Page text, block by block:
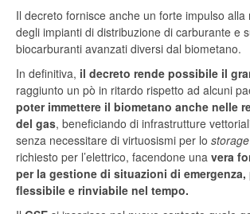
Il decreto fornisce anche un forte impulso alla
degli impianti di distribuzione di carburante e
biocarburanti avanzati diversi dal biometano.
In definitiva, il decreto rende possibile il
raggiunto un pò in ritardo rispetto ad alcuni
poter immettere il biometano anche nelle
del gas, beneficiando di infrastrutture
senza necessitare di virtuosismi per lo storage
richiesto per l’elettrico, facendone una vera
per la gestione di situazioni di emergenza,
flessibile e rinviabile nel tempo.